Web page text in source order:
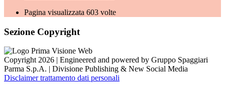
Pagina visualizzata 603 volte
Sezione Copyright
Copyright 2026 | Engineered and powered by Gruppo Spaggiari
Parma S.p.A. | Divisione Publishing & New Social Media
Disclaimer trattamento dati personali